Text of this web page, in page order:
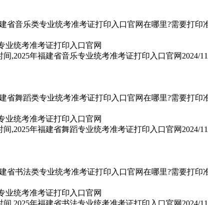
省音乐类专业统考准考证打印入口官网在哪里?需要打
,2025年福建省音乐专业统考准考证打印入口官网 2024/
省舞蹈类专业统考准考证打印入口官网在哪里?需要打
,2025年福建省舞蹈专业统考准考证打印入口官网 2024/
省书法类专业统考准考证打印入口官网在哪里?需要打
,2025年福建省书法专业统考准考证打印入口官网 2024/